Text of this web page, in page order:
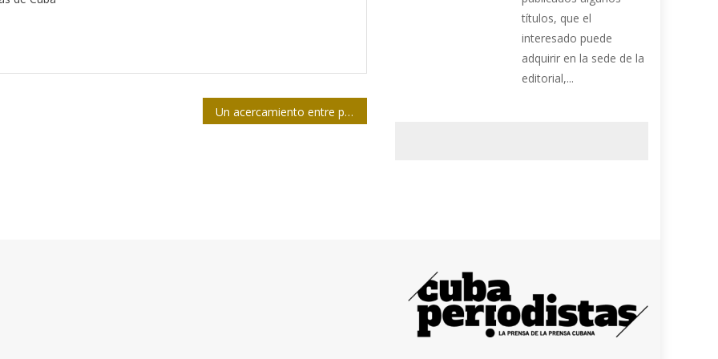
Un acercamiento entre periodistas cubanos y nicaragüenses
títulos, que el
interesado puede
adquirir en la sede de la
editorial,...